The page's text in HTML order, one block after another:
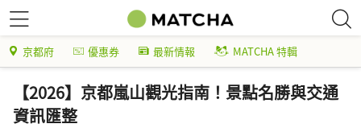
京都府 優惠券 最新情報 MATCHA 特輯
【2026】京都嵐山觀光指南！景點名勝與交通
資訊匯整